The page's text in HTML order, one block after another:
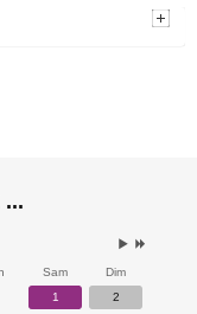
- 20:30
- Michel
...
Sam
Dim
1
2